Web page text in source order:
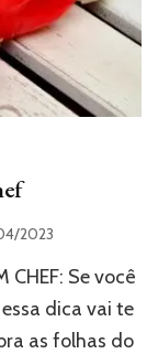
2023
CHEF: Se você
dica vai te
as folhas do